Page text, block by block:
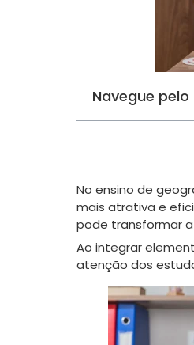
Navegue
No ensino de
mais atrativa e
pode transformar
Ao integrar
atenção dos